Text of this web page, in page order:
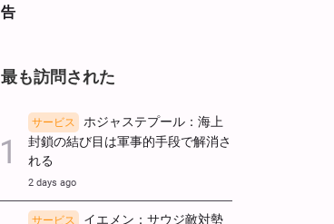
告
最も訪問された
サービス
ホジャステプール：海上
封鎖の結び目は軍事的手段で解消さ
れる
2 days ago
サービス
イエメン：サウジ敵対勢